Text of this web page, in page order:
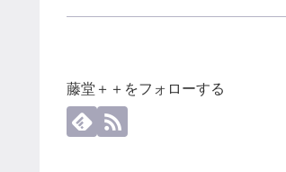
藤堂＋＋をフォローする